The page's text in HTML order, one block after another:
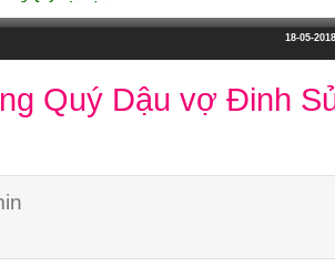
18-05-
Quý Dậu vợ Đinh